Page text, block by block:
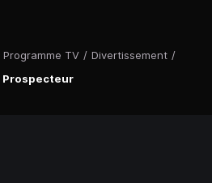
Programme TV / Divertissement /
Prospecteur